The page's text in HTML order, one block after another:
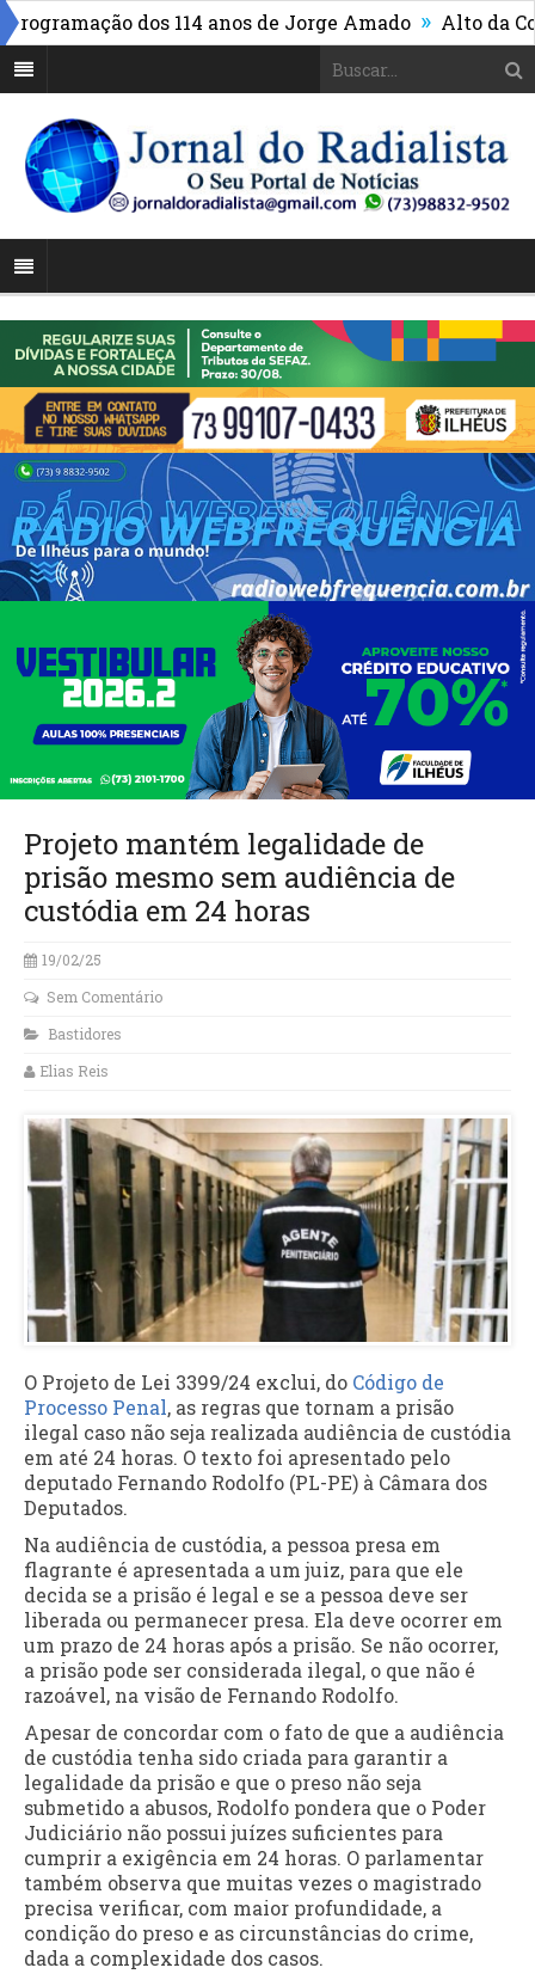
dos 114 anos de Jorge Amado » Alto da
Projeto mantém legalidade de
prisão mesmo sem audiência de
custódia em 24 horas
19/02/25
Sem Comentário
Bastidores
Elias Reis
O Projeto de Lei 3399/24 exclui, do Código de
Processo Penal, as regras que tornam a prisão
ilegal caso não seja realizada audiência de custódia
em até 24 horas. O texto foi apresentado pelo
deputado Fernando Rodolfo (PL-PE) à Câmara dos
Deputados.
Na audiência de custódia, a pessoa presa em
flagrante é apresentada a um juiz, para que ele
decida se a prisão é legal e se a pessoa deve ser
liberada ou permanecer presa. Ela deve ocorrer em
um prazo de 24 horas após a prisão. Se não ocorrer,
a prisão pode ser considerada ilegal, o que não é
razoável, na visão de Fernando Rodolfo.
Apesar de concordar com o fato de que a audiência
de custódia tenha sido criada para garantir a
legalidade da prisão e que o preso não seja
submetido a abusos, Rodolfo pondera que o Poder
Judiciário não possui juízes suficientes para
cumprir a exigência em 24 horas. O parlamentar
também observa que muitas vezes o magistrado
precisa verificar, com maior profundidade, a
condição do preso e as circunstâncias do crime,
dada a complexidade dos casos.